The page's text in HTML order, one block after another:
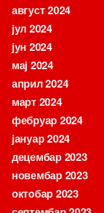
август 2024
јул 2024
јун 2024
мај 2024
април 2024
март 2024
фебруар 2024
јануар 2024
децембар 2023
новембар 2023
октобар 2023